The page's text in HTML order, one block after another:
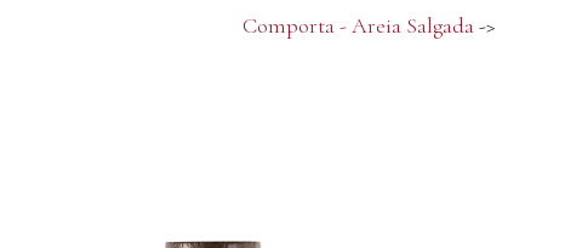
Comporta - Areia Salgada->